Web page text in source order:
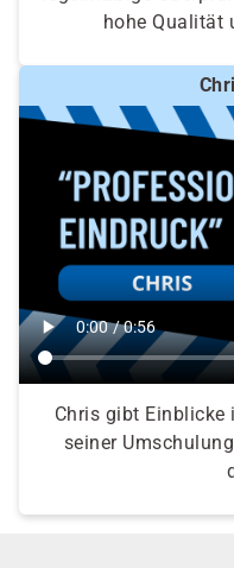
hohe Qualität
Chris gibt Einblicke
seiner